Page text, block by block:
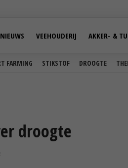
FARMING STIKSTOF DROOGTE
NIEUWS VEEHOUDERIJ AKKER- &
droogte